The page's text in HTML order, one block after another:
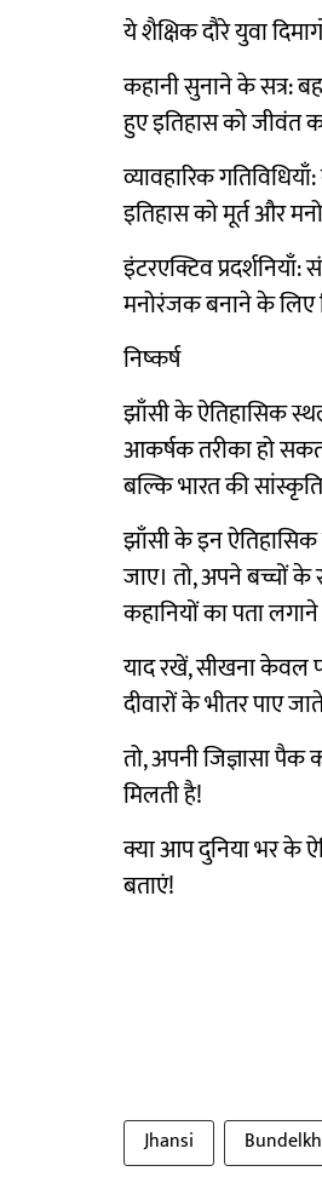
ये शैक्षिक दौरे युवा
कहानी सुनाने के सत्र:
हुए इतिहास को जीवंत
व्यावहारिक
इतिहास को मूर्त और
इंटरएक्टिव
मनोरंजक बनाने के लिए
निष्कर्ष
झाँसी के ऐतिहासिक
आकर्षक तरीका हो
बल्कि भारत की
झाँसी के इन
जाए। तो, अपने बच्चों
कहानियों का पता
याद रखें, सीखना केवल
दीवारों के भीतर पाए
तो, अपनी जिज्ञासा
मिलती है!
क्या आप दुनिया भर के
बताएं!
Jhansi